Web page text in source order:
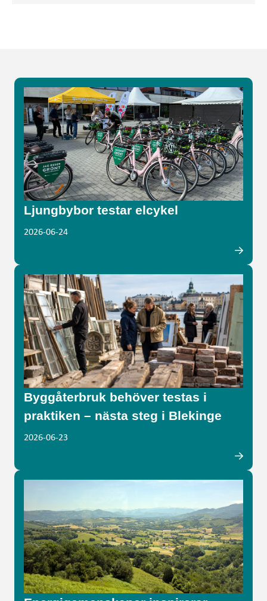
Ljungbybor testar elcykel
2026-06-24
Byggåterbruk behöver testas i
praktiken – nästa steg i Blekinge
2026-06-23